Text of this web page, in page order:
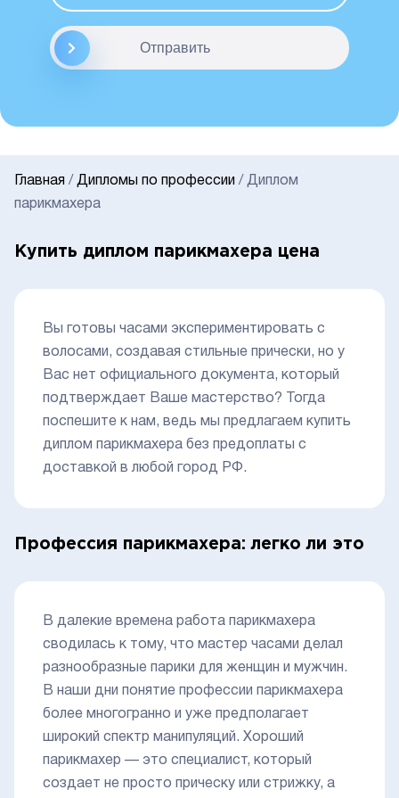
Отправить
Главная / Дипломы по профессии / Диплом
парикмахера
Купить диплом парикмахера цена
Вы готовы часами экспериментировать с
волосами, создавая стильные прически, но у
Вас нет официального документа, который
подтверждает Ваше мастерство? Тогда
поспешите к нам, ведь мы предлагаем купить
диплом парикмахера без предоплаты с
доставкой в любой город РФ.
Профессия парикмахера: легко ли это
В далекие времена работа парикмахера
сводилась к тому, что мастер часами делал
разнообразные парики для женщин и мужчин.
В наши дни понятие профессии парикмахера
более многогранно и уже предполагает
широкий спектр манипуляций. Хороший
парикмахер — это специалист, который
создает не просто прическу или стрижку, а